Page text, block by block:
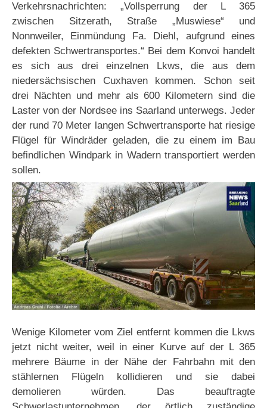
Verkehrsnachrichten: „Vollsperrung der L 365
zwischen Sitzerath, Straße „Muswiese“ und
Nonnweiler, Einmündung Fa. Diehl, aufgrund eines
defekten Schwertransportes.“ Bei dem Konvoi handelt
es sich aus drei einzelnen Lkws, die aus dem
niedersächsischen Cuxhaven kommen. Schon seit
drei Nächten und mehr als 600 Kilometern sind die
Laster von der Nordsee ins Saarland unterwegs. Jeder
der rund 70 Meter langen Schwertransporte hat riesige
Flügel für Windräder geladen, die zu einem im Bau
befindlichen Windpark in Wadern transportiert werden
sollen.
Wenige Kilometer vom Ziel entfernt kommen die Lkws
jetzt nicht weiter, weil in einer Kurve auf der L 365
mehrere Bäume in der Nähe der Fahrbahn mit den
stählernen Flügeln kollidieren und sie dabei
demolieren würden. Das beauftragte